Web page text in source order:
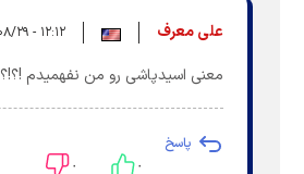
علی معرف ۱۲:۱۲ - ۱۳۹۵/۰۸/۲۹
معنی اسیدپاشی رو من نفهمیدم !؟!؟
پاسخ
۰ ۰